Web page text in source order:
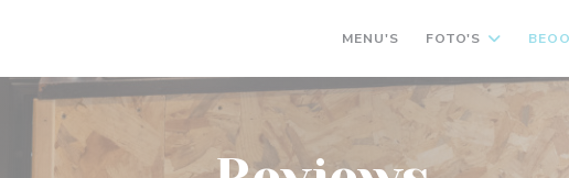
MENU'S FOTO'S